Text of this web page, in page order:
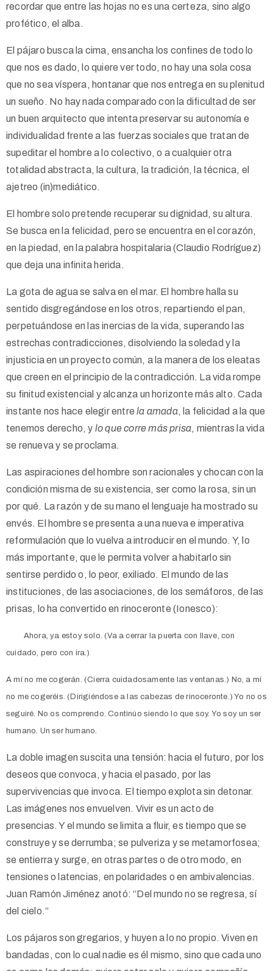
recordar que entre las hojas no es una certeza, sino algo
profético, el alba.
El pájaro busca la cima, ensancha los confines de todo lo
que nos es dado, lo quiere ver todo, no hay una sola cosa
que no sea víspera, hontanar que nos entrega en su plenitud
un sueño. No hay nada comparado con la dificultad de ser
un buen arquitecto que intenta preservar su autonomía e
individualidad frente a las fuerzas sociales que tratan de
supeditar el hombre a lo colectivo, o a cualquier otra
totalidad abstracta, la cultura, la tradición, la técnica, el
ajetreo (in)mediático.
El hombre solo pretende recuperar su dignidad, su altura.
Se busca en la felicidad, pero se encuentra en el corazón,
en la piedad, en la palabra hospitalaria (Claudio Rodríguez)
que deja una infinita herida.
La gota de agua se salva en el mar. El hombre halla su
sentido disgregándose en los otros, repartiendo el pan,
perpetuándose en las inercias de la vida, superando las
estrechas contradicciones, disolviendo la soledad y la
injusticia en un proyecto común, a la manera de los eleatas
que creen en el principio de la contradicción. La vida rompe
su finitud existencial y alcanza un horizonte más alto. Cada
instante nos hace elegir entrela amada, la felicidad a la que
tenemos derecho, y lo que corre más prisa, mientras la vida
se renueva y se proclama.
Las aspiraciones del hombre son racionales y chocan con la
condición misma de su existencia, ser como la rosa, sin un
por qué. La razón y de su mano el lenguaje ha mostrado su
envés. El hombre se presenta a una nueva e imperativa
reformulación que lo vuelva a introducir en el mundo. Y, lo
más importante, que le permita volver a habitarlo sin
sentirse perdido o, lo peor, exiliado. El mundo de las
instituciones, de las asociaciones, de los semáforos, de las
prisas, lo ha convertido en rinoceronte (Ionesco):
Ahora, ya estoy solo. (Va a cerrar la puerta con llave, con
cuidado, pero con ira.)
A mí no me cogerán. (Cierra cuidadosamente las ventanas.) No, a mí
no me cogeréis. (Dirigiéndose a las cabezas de rinoceronte.) Yo no os
seguiré. No os comprendo. Continúo siendo lo que soy. Yo soy un ser
humano. Un ser humano.
La doble imagen suscita una tensión: hacia el futuro, por los
deseos que convoca, y hacia el pasado, por las
supervivencias que invoca. El tiempo explota sin detonar.
Las imágenes nos envuelven. Vivir es un acto de
presencias. Y el mundo se limita a fluir, es tiempo que se
construye y se derrumba; se pulveriza y se metamorfosea;
se entierra y surge, en otras partes o de otro modo, en
tensiones o latencias, en polaridades o en ambivalencias.
Juan Ramón Jiménez anotó: “Del mundo no se regresa, sí
del cielo.”
Los pájaros son gregarios, y huyen a lo no propio. Viven en
bandadas, con lo cual nadie es él mismo, sino que cada uno